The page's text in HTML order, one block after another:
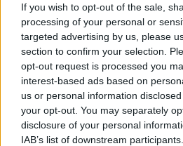
If you wish to opt-out of the sale,
processing of your personal or
targeted advertising by us, please
section to confirm your selection.
opt-out request is processed you
interest-based ads based on
us or personal information
your opt-out. You may separately
disclosure of your personal
IAB’s list of downstream
Cómo la crisis de refino está
gasolina y el diésel
Lucía Herrera · 7 Ago 2026